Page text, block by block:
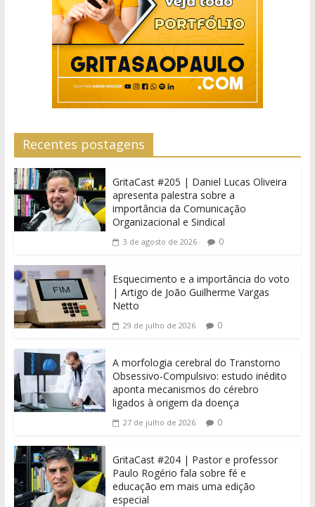
Recentes postagens
GritaCast #205 | Daniel Lucas Oliveira
apresenta palestra sobre a
importância da Comunicação
Organizacional e Sindical
3 de agosto de 2026 0
Esquecimento e a importância do voto
| Artigo de João Guilherme Vargas
Netto
29 de julho de 2026 0
A morfologia cerebral do Transtorno
Obsessivo-Compulsivo: estudo inédito
aponta mecanismos do cérebro
ligados à origem da doença
27 de julho de 2026 0
GritaCast #204 | Pastor e professor
Paulo Rogério fala sobre fé e
educação em mais uma edição
especial